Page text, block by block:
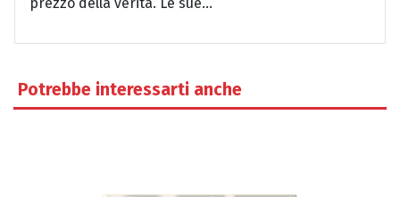
Potrebbe interessarti anche